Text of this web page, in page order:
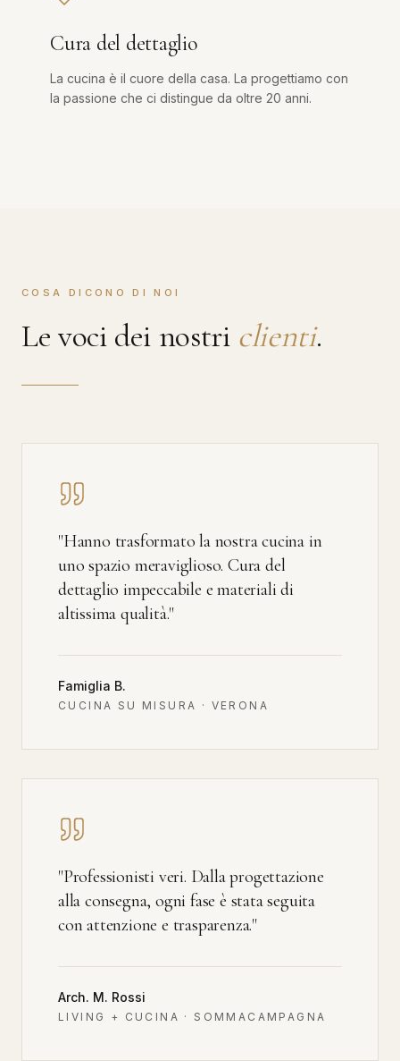
Cura del dettaglio
La cucina è il cuore della casa. La progettiamo con
la passione che ci distingue da oltre 20 anni.
COSA DICONO DI NOI
Le voci dei nostri clienti.
"Hanno trasformato la nostra cucina in
uno spazio meraviglioso. Cura del
dettaglio impeccabile e materiali di
altissima qualità."
Famiglia B.
CUCINA SU MISURA · VERONA
"Professionisti veri. Dalla progettazione
alla consegna, ogni fase è stata seguita
con attenzione e trasparenza."
Arch. M. Rossi
LIVING + CUCINA · SOMMACAMPAGNA